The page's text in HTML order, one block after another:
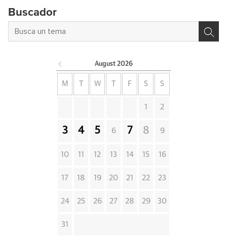
Buscador
August 2026
M W F S S
1 2
3 4 5 6 7 8 9
10 11 12 13 14 15 16
17 18 19 20 21 22 23
24 25 26 27 28 29 30
31